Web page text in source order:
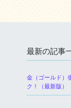
最新の記事
金（ゴールド）
ク！（最新版）